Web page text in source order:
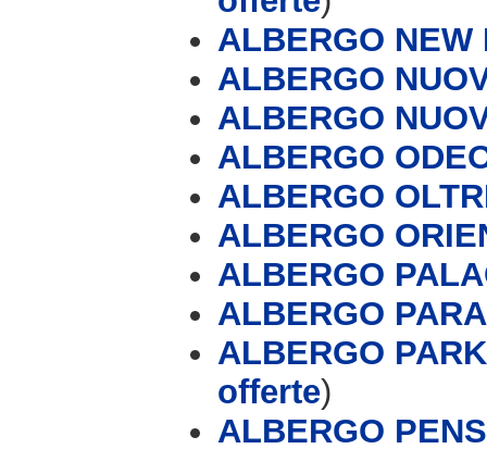
ALBERGO NEW
ALBERGO
ALBERGO
ALBERGO
ALBERGO
ALBERGO
ALBERGO
ALBERGO
ALBERGO
offerte)
ALBERGO